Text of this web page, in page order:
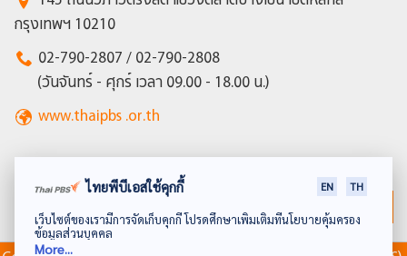
กรุงเทพฯ 10210
02-790-2807 / 02-790-2808
(วันจันทร์ - ศุกร์ เวลา 09.00 - 18.00 น.)
www.thaipbs .or.th
ไทยพีบีเอสใช้คุกกี้ EN TH
เว็บไซต์ของเรามีการจัดเก็บคุกกี้ โปรดศึกษาเพิ่มเติมที่นโยบายคุ้มครอง
ข้อมูลส่วนบุคคล
More...